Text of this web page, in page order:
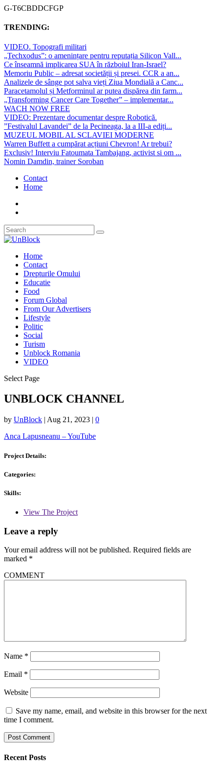
G-T6CBDDCFGP
TRENDING:
VIDEO. Topografi militari
„Techxodus”: o amenințare pentru reputația Silicon Vall...
Ce înseamnă implicarea SUA în războiul Iran-Israel?
Memoriu Public – adresat societății și presei. CCR a an...
Analizele de sânge pot salva vieți Ziua Mondială a Canc...
Paracetamolul și Metforminul ar putea dispărea din farm...
„Transforming Cancer Care Together” – implementar...
WACH NOW FREE
VIDEO: Prezentare documentar despre Robotică.
”Festivalul Lavandei” de la Pecineaga, la a III-a ediți...
MUZEUL MOBIL AL SCLAVIEI MODERNE
Warren Buffett a cumpărat acțiuni Chevron! Ar trebui?
Exclusiv! Interviu Fatoumata Tambajang, activist si om ...
Nomin Damdin, trainer Soroban
Contact
Home
Home
Contact
Drepturile Omului
Educatie
Food
Forum Global
From Our Advertisers
Lifestyle
Politic
Social
Turism
Unblock Romania
VIDEO
Select Page
UNBLOCK CHANNEL
by UnBlock | Aug 21, 2023 | 0
Anca Lapusneanu – YouTube
Project Details:
Categories:
Skills:
View The Project
Leave a reply
Your email address will not be published. Required fields are
marked *
COMMENT
Name *
Email *
Website
Save my name, email, and website in this browser for the next
time I comment.
Recent Posts